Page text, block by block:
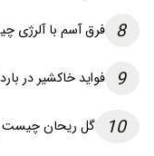
8 فرق آسم با آلرژی
9 فواید خاکشیر در
10 گل ریحان چیست